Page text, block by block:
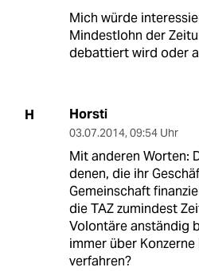
Mich würde
Mindestlohn der
debattiert wird oder
H Horsti
03.07.2014, 09:54 Uhr
Mit anderen Worten:
denen, die ihr
Gemeinschaft
die TAZ zumindest
Volontäre anständig
immer über
verfahren?